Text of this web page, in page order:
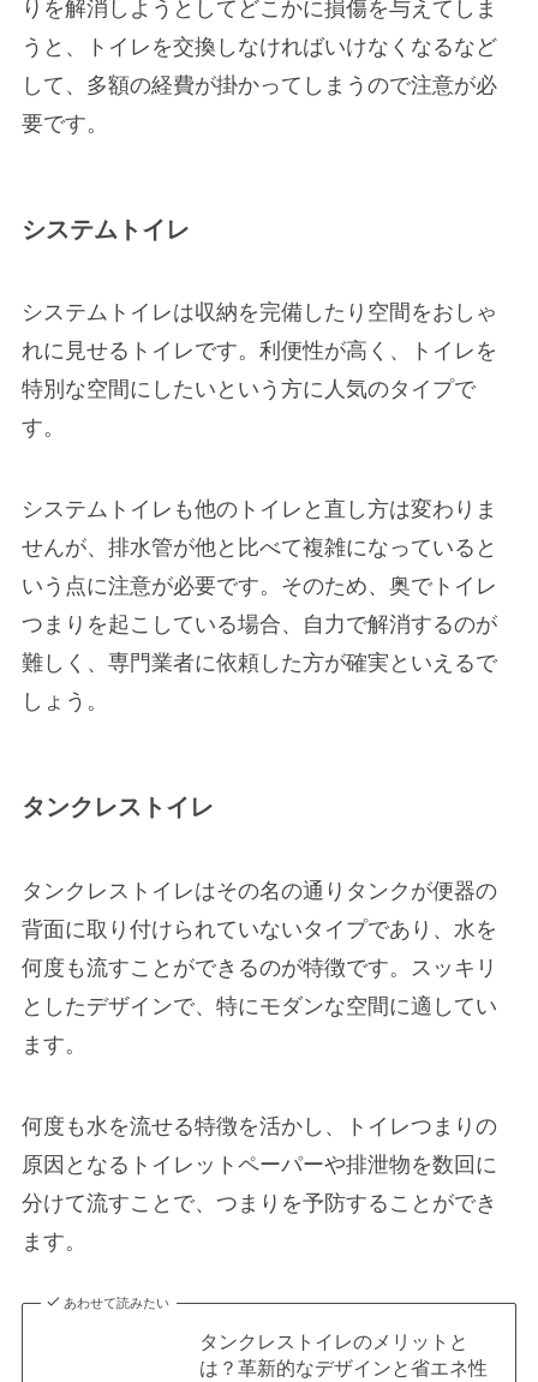
りを解消しようとしてどこかに損傷を与えてしま
うと、トイレを交換しなければいけなくなるなど
して、多額の経費が掛かってしまうので注意が必
要です。
システムトイレ
システムトイレは収納を完備したり空間をおしゃ
れに見せるトイレです。利便性が高く、トイレを
特別な空間にしたいという方に人気のタイプで
す。
システムトイレも他のトイレと直し方は変わりま
せんが、排水管が他と比べて複雑になっていると
いう点に注意が必要です。そのため、奥でトイレ
つまりを起こしている場合、自力で解消するのが
難しく、専門業者に依頼した方が確実といえるで
しょう。
タンクレストイレ
タンクレストイレはその名の通りタンクが便器の
背面に取り付けられていないタイプであり、水を
何度も流すことができるのが特徴です。スッキリ
としたデザインで、特にモダンな空間に適してい
ます。
何度も水を流せる特徴を活かし、トイレつまりの
原因となるトイレットペーパーや排泄物を数回に
分けて流すことで、つまりを予防することができ
ます。
あわせて読みたい
タンクレストイレのメリットと
は？革新的なデザインと省エネ性